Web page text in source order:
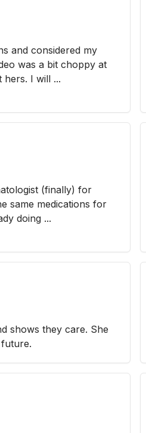
and considered my
was a bit choppy at
hers. I will ...
(finally) for
same medications for
doing ...
shows they care. She